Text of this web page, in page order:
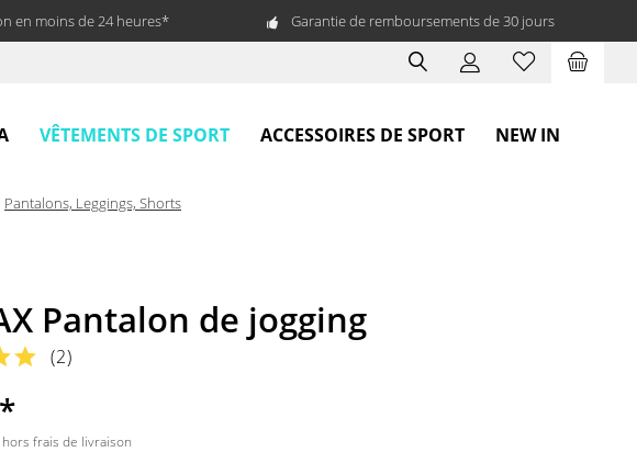
en moins de 24 heures* Garantie de remboursements de 30 jours
VÊTEMENTS DE SPORT ACCESSOIRES DE SPORT NEW IN
Pantalons, Leggings, Shorts
Pantalon de jogging
(2)
hors frais de livraison